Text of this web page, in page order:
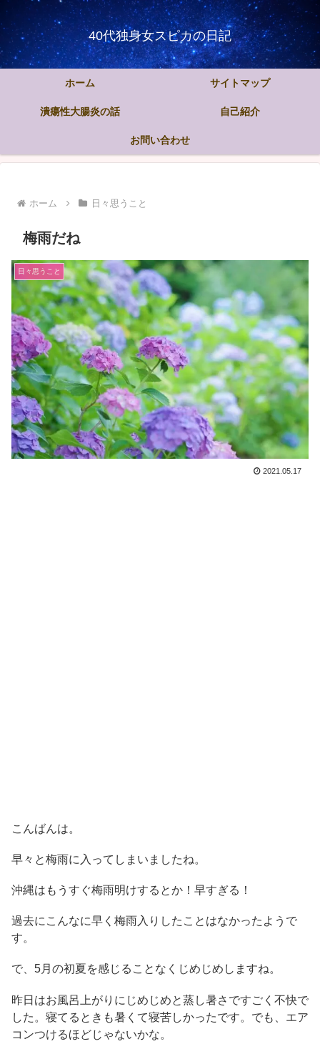
40代独身女スピカの日記
ホーム サイトマップ
潰瘍性大腸炎の話 自己紹介
お問い合わせ
ホーム 日々思うこと
梅雨だね
日々思うこと
2021.05.17
こんばんは。
早々と梅雨に入ってしまいましたね。
沖縄はもうすぐ梅雨明けするとか！早すぎる！
過去にこんなに早く梅雨入りしたことはなかったようで
す。
で、5月の初夏を感じることなくじめじめしますね。
昨日はお風呂上がりにじめじめと蒸し暑さですごく不快で
した。寝てるときも暑くて寝苦しかったです。でも、エア
コンつけるほどじゃないかな。